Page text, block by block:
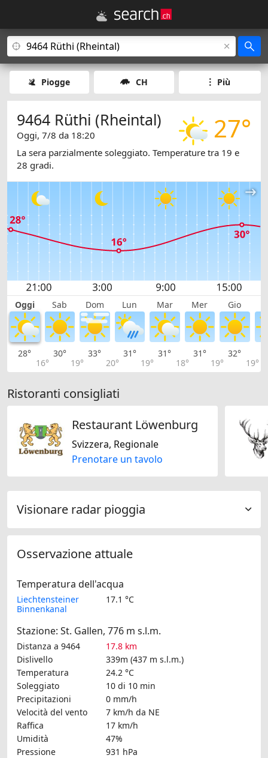
Piogge CH Più
27°
9464 Rüthi (Rheintal)
Oggi, 7/8 da 18:20
La sera parzialmente soleggiato. Temperature tra 19 e
28 gradi.
Oggi Sab Dom Lun Mar Mer Gio
28°
16°
30°
19°
33°
20°
31°
19°
31°
18°
31°
19°
32°
19°
Ristoranti consigliati
Restaurant Löwenburg
Svizzera, Regionale
Prenotare un tavolo
Visionare radar pioggia
Osservazione attuale
Temperatura dell'acqua
Liechtensteiner
Binnenkanal
17.1 °C
Stazione: St. Gallen, 776 m s.l.m.
Distanza a 9464
17.8 km
Dislivello
339m (437 m s.l.m.)
Temperatura
24.2 °C
Soleggiato
10 di 10 min
Precipitazioni
0 mm/h
Velocità del vento
7 km/h da NE
Raffica
17 km/h
Umidità
47%
Pressione
931 hPa